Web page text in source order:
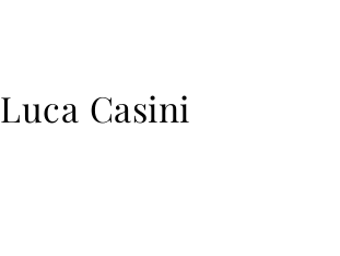
mesitas de centro y
auxiliares
Luca Casini